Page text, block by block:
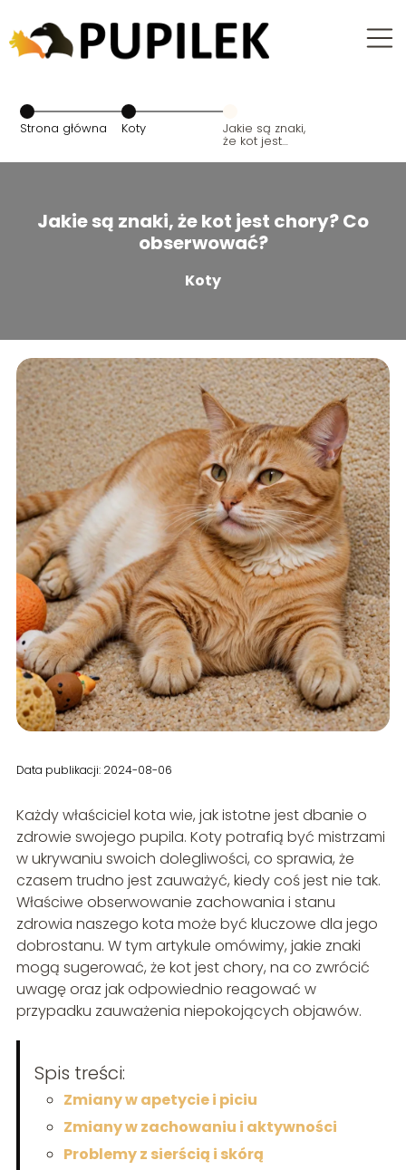
Strona główna Koty Jakie są znaki,
że kot jest
chory? Co
obserwować?
Jakie są znaki, że kot jest chory? Co
obserwować?
Koty
Data publikacji: 2024-08-06
Każdy właściciel kota wie, jak istotne jest dbanie o
zdrowie swojego pupila. Koty potrafią być mistrzami
w ukrywaniu swoich dolegliwości, co sprawia, że
czasem trudno jest zauważyć, kiedy coś jest nie tak.
Właściwe obserwowanie zachowania i stanu
zdrowia naszego kota może być kluczowe dla jego
dobrostanu. W tym artykule omówimy, jakie znaki
mogą sugerować, że kot jest chory, na co zwrócić
uwagę oraz jak odpowiednio reagować w
przypadku zauważenia niepokojących objawów.
Spis treści:
Zmiany w apetycie i piciu
Zmiany w zachowaniu i aktywności
Problemy z sierścią i skórą